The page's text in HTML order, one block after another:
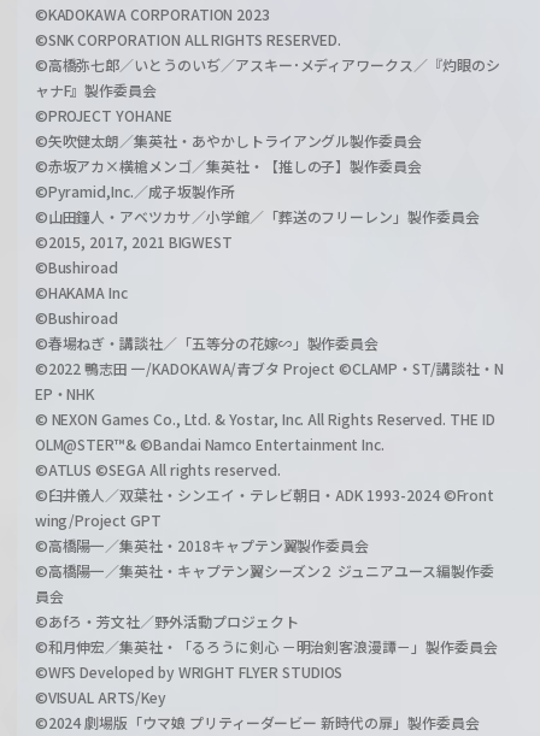
©KADOKAWA CORPORATION 2023
©SNK CORPORATION ALL RIGHTS RESERVED.
©高橋弥七郎／いとうのいぢ／アスキー･メディアワークス／『灼眼のシ
ャナF』製作委員会
©PROJECT YOHANE
©矢吹健太朗／集英社・あやかしトライアングル製作委員会
©赤坂アカ×横槍メンゴ／集英社・【推しの子】製作委員会
©Pyramid,Inc.／成子坂製作所
©山田鐘人・アベツカサ／小学館／「葬送のフリーレン」製作委員会
©2015, 2017, 2021 BIGWEST
©Bushiroad
©HAKAMA Inc
©Bushiroad
©春場ねぎ・講談社／「五等分の花嫁∽」製作委員会
©2022 鴨志田 一/KADOKAWA/青ブタ Project ©CLAMP・ST/講談社・N
EP・NHK
© NEXON Games Co., Ltd. & Yostar, Inc. All Rights Reserved. THE ID
OLM@STER™& ©Bandai Namco Entertainment Inc.
©ATLUS ©SEGA All rights reserved.
©臼井儀人／双葉社・シンエイ・テレビ朝日・ADK 1993-2024 ©Front
wing/Project GPT
©高橋陽一／集英社・2018キャプテン翼製作委員会
©高橋陽一／集英社・キャプテン翼シーズン２ ジュニアユース編製作委
員会
©あfろ・芳文社／野外活動プロジェクト
©和月伸宏／集英社・「るろうに剣心 －明治剣客浪漫譚－」製作委員会
©WFS Developed by WRIGHT FLYER STUDIOS
©VISUAL ARTS/Key
©2024 劇場版「ウマ娘 プリティーダービー 新時代の扉」製作委員会